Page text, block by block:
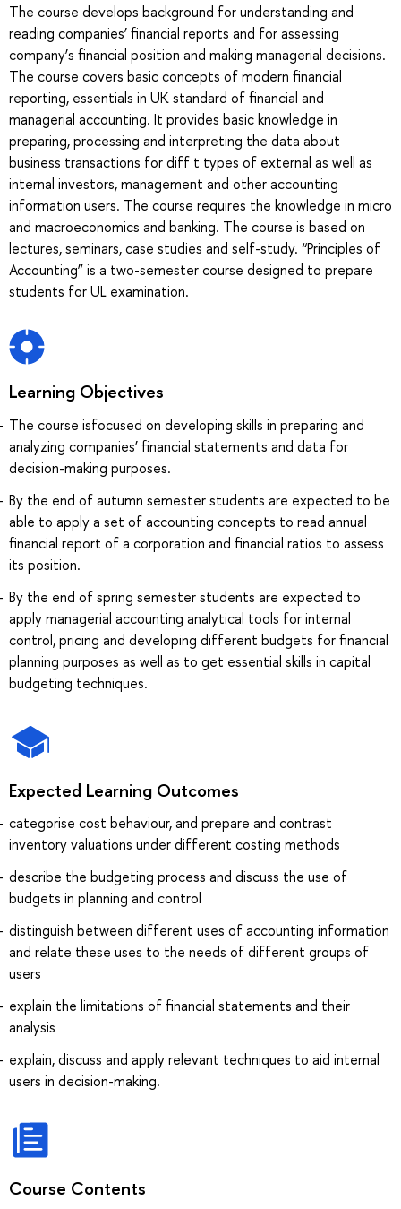
The course develops background for understanding and
reading companies’ financial reports and for assessing
company’s financial position and making managerial decisions.
The course covers basic concepts of modern financial
reporting, essentials in UK standard of financial and
managerial accounting. It provides basic knowledge in
preparing, processing and interpreting the data about
business transactions for diff t types of external as well as
internal investors, management and other accounting
information users. The course requires the knowledge in micro
and macroeconomics and banking. The course is based on
lectures, seminars, case studies and self-study. “Principles of
Accounting” is a two-semester course designed to prepare
students for UL examination.
Learning Objectives
The course isfocused on developing skills in preparing and
analyzing companies’ financial statements and data for
decision-making purposes.
By the end of autumn semester students are expected to be
able to apply a set of accounting concepts to read annual
financial report of a corporation and financial ratios to assess
its position.
By the end of spring semester students are expected to
apply managerial accounting analytical tools for internal
control, pricing and developing different budgets for financial
planning purposes as well as to get essential skills in capital
budgeting techniques.
Expected Learning Outcomes
categorise cost behaviour, and prepare and contrast
inventory valuations under different costing methods
describe the budgeting process and discuss the use of
budgets in planning and control
distinguish between different uses of accounting information
and relate these uses to the needs of different groups of
users
explain the limitations of financial statements and their
analysis
explain, discuss and apply relevant techniques to aid internal
users in decision-making.
Course Contents